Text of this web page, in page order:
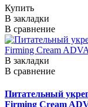
Купить
В закладки
В сравнение
В закладки
В сравнение
Питательный
Firming Cream